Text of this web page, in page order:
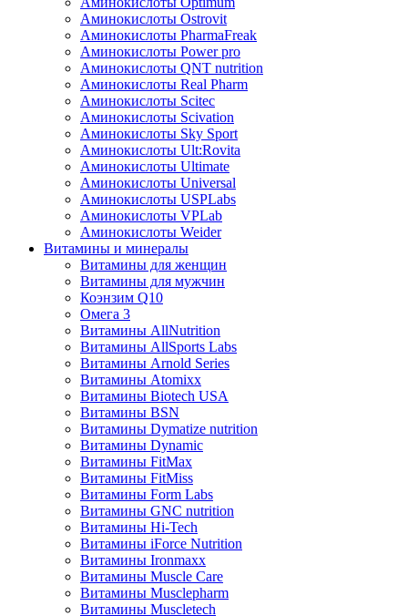
Аминокислоты Ostrovit
Аминокислоты PharmaFreak
Аминокислоты Power pro
Аминокислоты QNT nutrition
Аминокислоты Real Pharm
Аминокислоты Scitec
Аминокислоты Scivation
Аминокислоты Sky Sport
Аминокислоты Ult:Rovita
Аминокислоты Ultimate
Аминокислоты Universal
Аминокислоты USPLabs
Аминокислоты VPLab
Аминокислоты Weider
Витамины и минералы
Витамины для женщин
Витамины для мужчин
Коэнзим Q10
Омега 3
Витамины AllNutrition
Витамины AllSports Labs
Витамины Arnold Series
Витамины Atomixx
Витамины Biotech USA
Витамины BSN
Витамины Dymatize nutrition
Витамины Dynamic
Витамины FitMax
Витамины FitMiss
Витамины Form Labs
Витамины GNC nutrition
Витамины Hi-Tech
Витамины iForce Nutrition
Витамины Ironmaxx
Витамины Muscle Care
Витамины Musclepharm
Витамины Muscletech